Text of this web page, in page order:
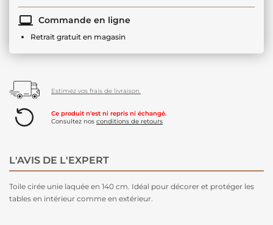
Commande en ligne
Retrait gratuit en magasin
Estimez vos frais de livraison.
Ce produit n'est ni repris ni échangé.
Consultez nos conditions de retours
L'AVIS DE L'EXPERT
Toile cirée unie laquée en 140 cm. Idéal pour décorer et protéger les
tables en intérieur comme en extérieur.